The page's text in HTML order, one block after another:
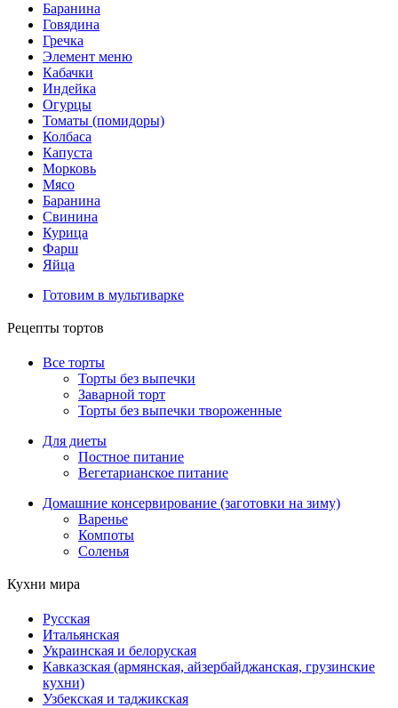
Баранина
Говядина
Гречка
Элемент меню
Кабачки
Индейка
Огурцы
Томаты (помидоры)
Колбаса
Капуста
Морковь
Мясо
Баранина
Свинина
Курица
Фарш
Яйца
Готовим в мультиварке
Рецепты тортов
Все торты
Торты без выпечки
Заварной торт
Торты без выпечки твороженные
Для диеты
Постное питание
Вегетарианское питание
Домашние консервирование (заготовки на зиму)
Варенье
Компоты
Соленья
Кухни мира
Русская
Итальянская
Украинская и белоруская
Кавказская (армянская, айзербайджанская, грузинские
кухни)
Узбекская и таджикская